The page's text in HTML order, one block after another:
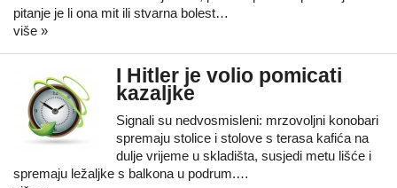
pitanje je li ona mit ili stvarna bolest…
više »
I Hitler je volio pomicati
kazaljke
Signali su nedvosmisleni: mrzovoljni konobari
spremaju stolice i stolove s terasa kafića na
dulje vrijeme u skladišta, susjedi metu lišće i
spremaju ležaljke s balkona u podrum.…